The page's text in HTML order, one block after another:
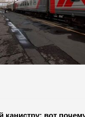
канистру: вот